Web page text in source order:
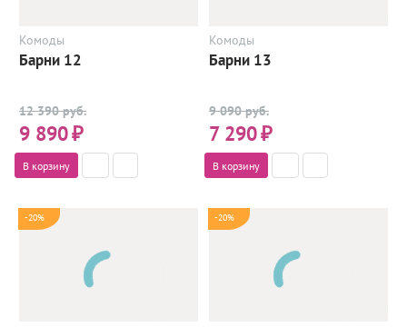
Комоды
Барни 12
12 390 руб.
9 890₽
В корзину
Комоды
Барни 13
9 090 руб.
7 290₽
В корзину
-20% -20%